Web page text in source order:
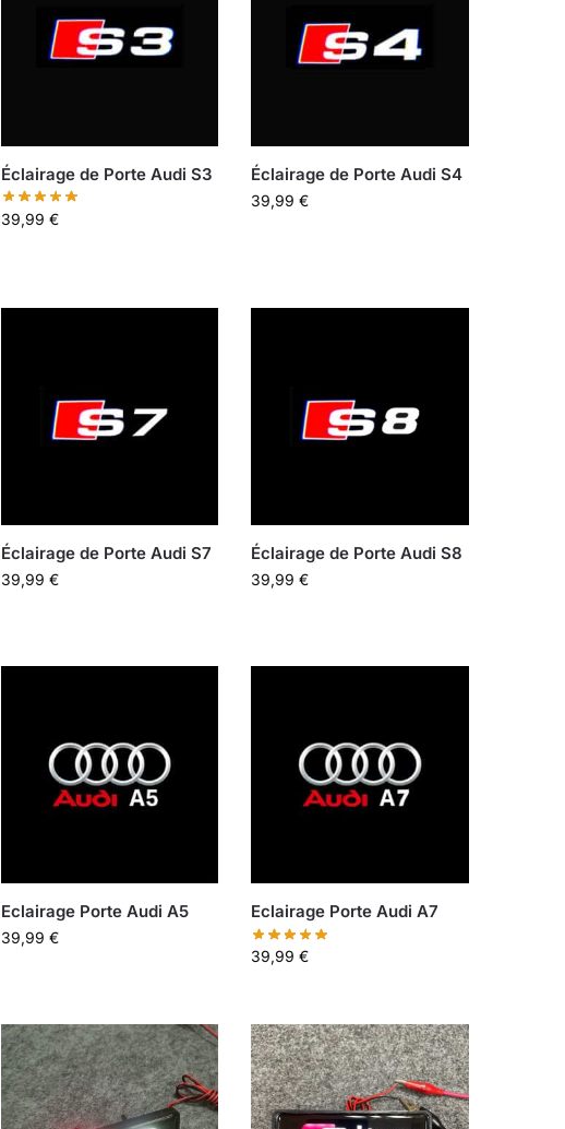
Éclairage de Porte Audi S3
39,99 €
Éclairage de Porte Audi S4
39,99€
Éclairage de Porte Audi S7
39,99 €
Éclairage de Porte Audi S8
39,99€
Eclairage Porte Audi A5
39,99 €
Eclairage Porte Audi A7
39,99€